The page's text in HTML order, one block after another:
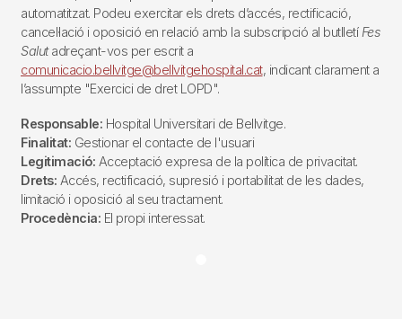
automatitzat. Podeu exercitar els drets d’accés, rectificació,
cancel·lació i oposició en relació amb la subscripció al butlletí Fes
Salutadreçant-vos per escrit a
comunicacio.bellvitge@bellvitgehospital.cat, indicant clarament a
l’assumpte "Exercici de dret LOPD".
Responsable: Hospital Universitari de Bellvitge.
Finalitat: Gestionar el contacte de l'usuari
Legitimació: Acceptació expresa de la política de privacitat.
Drets: Accés, rectificació, supresió i portabilitat de les dades,
limitació i oposició al seu tractament.
Procedència: El propi interessat.